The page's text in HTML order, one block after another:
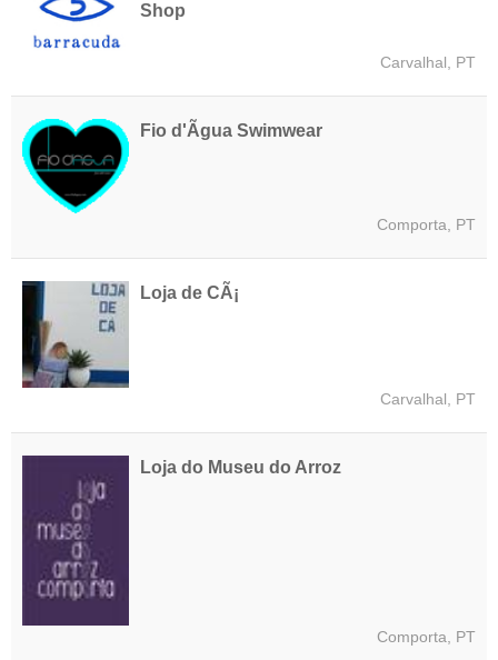
Shop
Carvalhal, PT
Fio d'Ãgua Swimwear
Comporta, PT
Loja de CÃ¡
Carvalhal, PT
Loja do Museu do Arroz
Comporta, PT